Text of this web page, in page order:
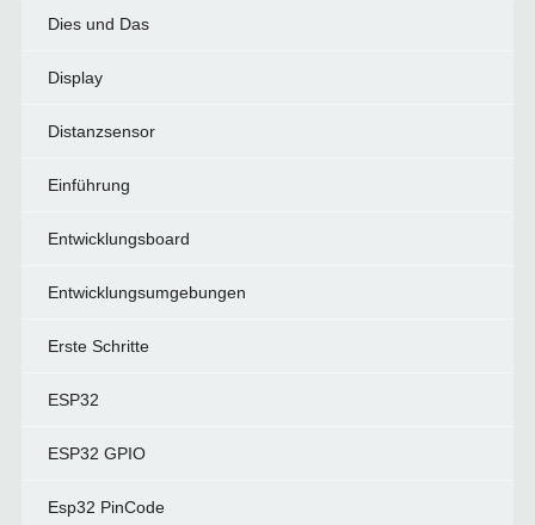
Dies und Das
Display
Distanzsensor
Einführung
Entwicklungsboard
Entwicklungsumgebungen
Erste Schritte
ESP32
ESP32 GPIO
Esp32 PinCode